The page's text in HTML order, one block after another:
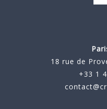
18 rue de
+33 1